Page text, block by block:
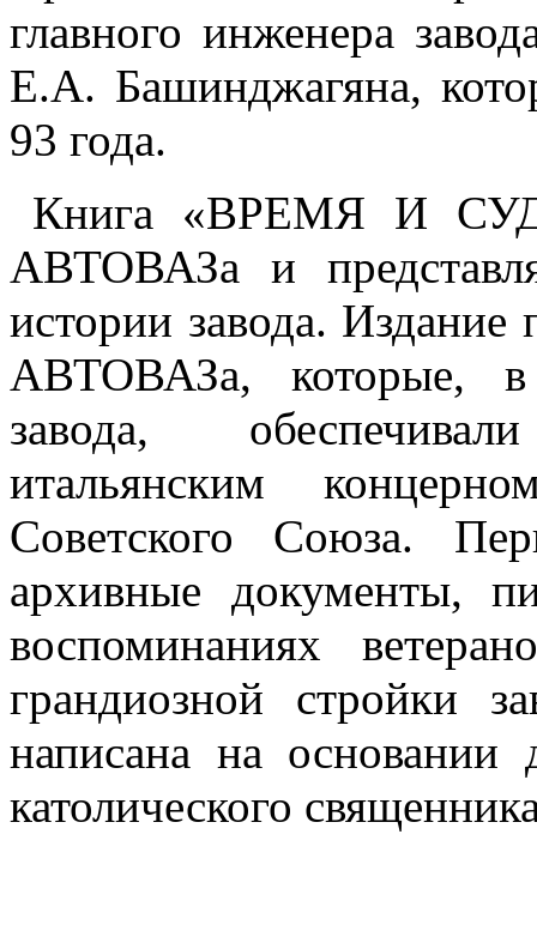
главного инженера
Е.А. Башинджагяна,
93 года.
Книга «ВРЕМЯ И
АВТОВАЗа и
истории завода.
АВТОВАЗа, которые, в
завода,
итальянским
Советского Союза.
архивные документы,
воспоминаниях
грандиозной стройки
написана на основании
католического